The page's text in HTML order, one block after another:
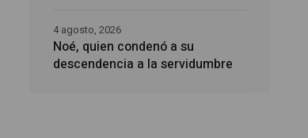
Noé, quien condenó a su
descendencia a la servidumbre
4 agosto, 2026